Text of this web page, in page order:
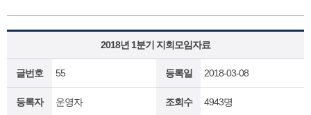
2018년 1분기 지회모임자료
글번호 55 등록일 2018-03-08
등록자 운영자 조회수 4943명